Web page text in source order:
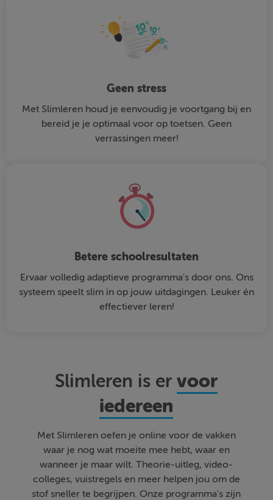
Geen stress
Met Slimleren houd je eenvoudig je voortgang bij en
bereid je je optimaal voor op toetsen. Geen
verrassingen meer!
Betere schoolresultaten
Ervaar volledig adaptieve programma's door ons. Ons
systeem speelt slim in op jouw uitdagingen. Leuker én
effectiever leren!
Slimleren is ervoor
iedereen
Met Slimleren oefen je online voor de vakken
waar je nog wat moeite mee hebt, waar en
wanneer je maar wilt. Theorie-uitleg, video-
colleges, vuistregels en meer helpen jou om de
stof sneller te begrijpen. Onze programma's zijn